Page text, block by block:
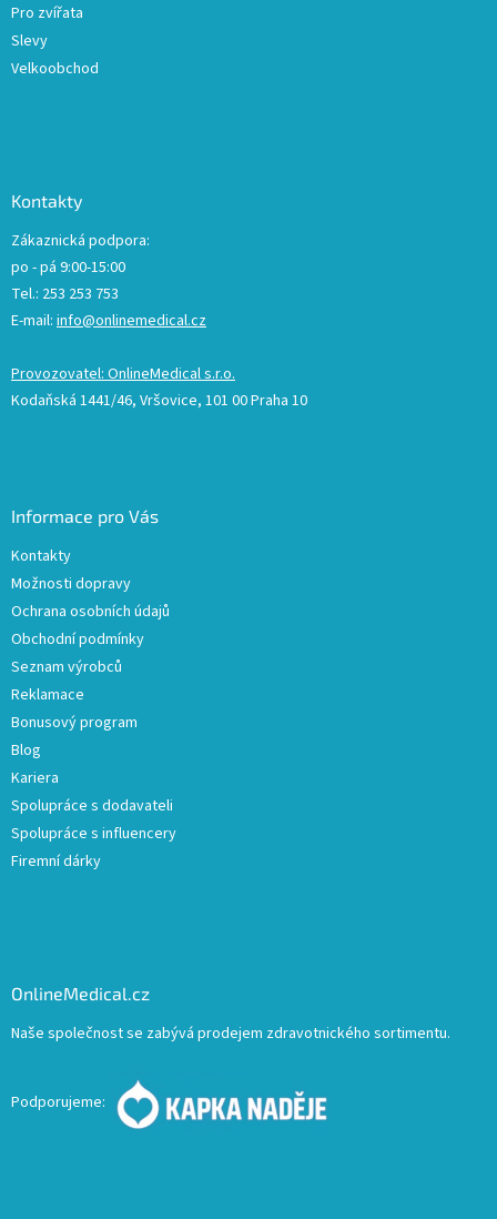
Pro zvířata
Slevy
Velkoobchod
Kontakty
Zákaznická podpora:
po - pá 9:00-15:00
Tel.: 253 253 753
E-mail: info@onlinemedical.cz
Provozovatel: OnlineMedical s.r.o.
Kodaňská 1441/46, Vršovice, 101 00 Praha 10
Informace pro Vás
Kontakty
Možnosti dopravy
Ochrana osobních údajů
Obchodní podmínky
Seznam výrobců
Reklamace
Bonusový program
Blog
Kariera
Spolupráce s dodavateli
Spolupráce s influencery
Firemní dárky
OnlineMedical.cz
Naše společnost se zabývá prodejem zdravotnického sortimentu.
Podporujeme: